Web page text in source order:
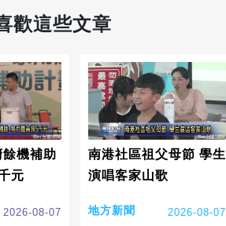
歡這些文章
機補助
元
2026-08-07
南港社區祖父母節 學生
演唱客家山歌
地方新聞 2026-08-07